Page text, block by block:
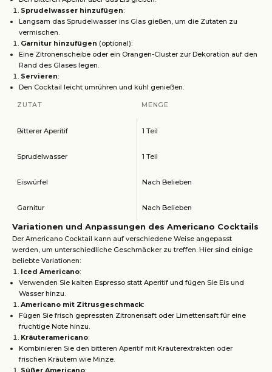
Sprudelwasser hinzufügen:
Langsam das Sprudelwasser ins Glas gießen, um die Zutaten zu
vermischen.
Garnitur hinzufügen (optional):
Eine Zitronenscheibe oder ein Orangen-Cluster zur Dekoration auf den
Rand des Glases legen.
Servieren:
Den Cocktail leicht umrühren und kühl genießen.
ZUTAT MENGE
Bitterer Aperitif 1 Teil
Sprudelwasser 1 Teil
Eiswürfel Nach Belieben
Garnitur Nach Belieben
Variationen und Anpassungen des Americano Cocktails
Der Americano Cocktail kann auf verschiedene Weise angepasst
werden, um unterschiedliche Geschmäcker zu treffen. Hier sind einige
beliebte Variationen:
Iced Americano:
Verwenden Sie kalten Espresso statt Aperitif und fügen Sie Eis und
Wasser hinzu.
Americano mit Zitrusgeschmack:
Fügen Sie frisch gepressten Zitronensaft oder Limettensaft für eine
fruchtige Note hinzu.
Kräuteramericano:
Kombinieren Sie den bitteren Aperitif mit Kräuterextrakten oder
frischen Kräutern wie Minze.
Süßer Americano: